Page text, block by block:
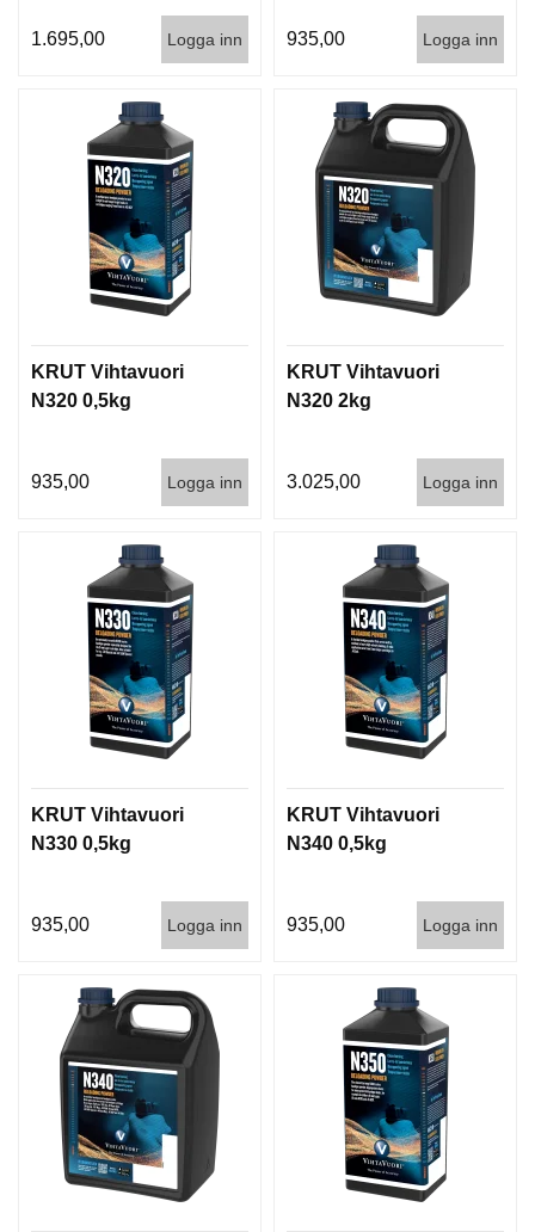
1.695,00 Logga inn 935,00 Logga inn
KRUT Vihtavuori
N320 0,5kg
935,00 Logga inn
KRUT Vihtavuori
N320 2kg
3.025,00 Logga inn
KRUT Vihtavuori
N330 0,5kg
935,00 Logga inn
KRUT Vihtavuori
N340 0,5kg
935,00 Logga inn